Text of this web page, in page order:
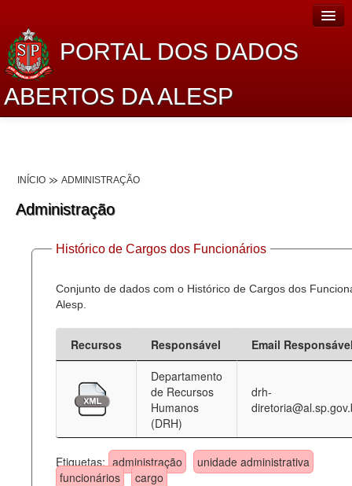
PORTAL DOS DADOS
ABERTOS DA ALESP
Dados Abertos Alesp
Lei de Acesso à Informação
Dados Governamentais Abertos
Planejamento
Catálogo de dados
Processo Legislativo
Administração
Legislação
Agenda
INÍCIO ADMINISTRAÇÃO
Administração
Histórico de Cargos dos Funcionários
Conjunto de dados com o Histórico de Cargos dos
Alesp.
Recursos Responsável
Email
Departamento
de Recursos
Humanos
(DRH)
drh-
Etiquetas: administração
unidade administrativa
funcionários
cargo